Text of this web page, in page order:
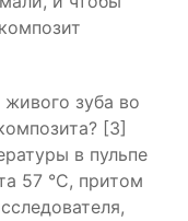
зуба во
[3]
в пульпе
57 °С, притом